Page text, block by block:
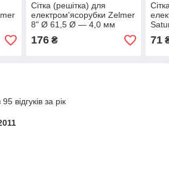
Сітка (решітка) для
електром'ясорубки Zelmer
8" Ø 61,5 Ø — 4,0 мм
(Poland)
176₴ 71
відгуків за рік